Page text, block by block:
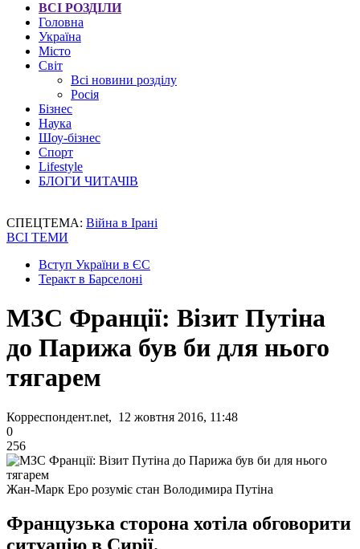
ВСІ РОЗДІЛИ
Головна
Україна
Місто
Світ
Всі новини розділу
Росія
Бізнес
Наука
Шоу-бізнес
Спорт
Lifestyle
БЛОГИ ЧИТАЧІВ
СПЕЦТЕМА: Війна в Ірані
ВСІ ТЕМИ
Вступ України в ЄС
Теракт в Барселоні
МЗС Франції: Візит Путіна
до Парижа був би для нього
тягарем
Корреспондент.net, 12 жовтня 2016, 11:48
0
256
Жан-Марк Еро розуміє стан Володимира Путіна
Французька сторона хотіла обговорити
ситуацію в Сирії.